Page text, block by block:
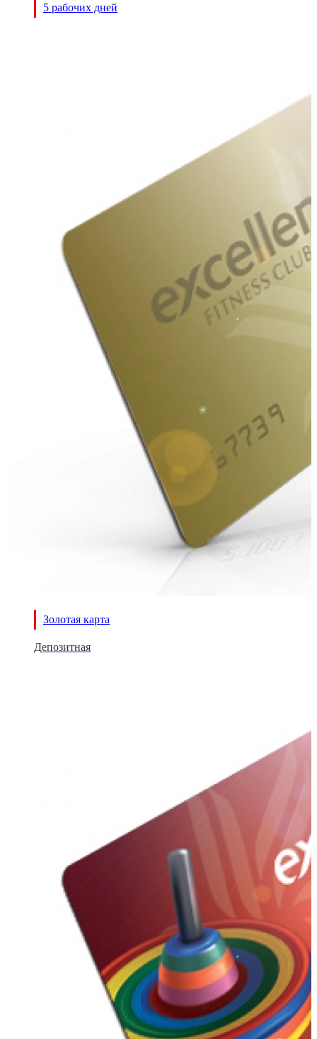
5 рабочих дней
Золотая карта
Депозитная